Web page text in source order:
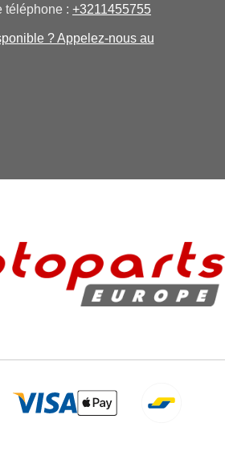
téléphone : +3211455755
? Appelez-nous au